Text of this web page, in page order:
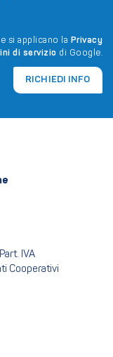
si applicano la Privacy
di servizio di Google.
RICHIEDI INFO
IVA
Cooperativi